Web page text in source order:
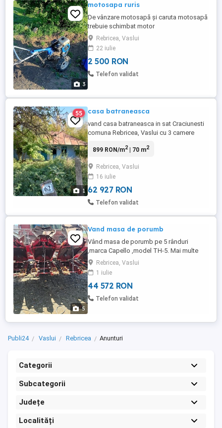
3
motosapa ruris
De vânzare motosapă și caruta motosapă
trebuie schimbat motor
Rebricea, Vaslui
22 iulie
2 500 RON
Telefon validat
1
55 casa batraneasca
vand casa batraneasca in sat Craciunesti
comuna Rebricea, Vaslui cu 3 camere
putin neg. Se poate si in rate cu 7000
899 RON/m2| 70 m2
Rebricea, Vaslui
16 iulie
62 927 RON
Telefon validat
5
Vand masa de porumb
Vând masa de porumb pe 5 rânduri
,marca Capello ,model TH-5. Mai multe
detali la telefon.
Rebricea, Vaslui
1 iulie
44 572 RON
Telefon validat
Publi24 Vaslui Rebricea Anunturi
Categorii
Subcategorii
Județe
Localități